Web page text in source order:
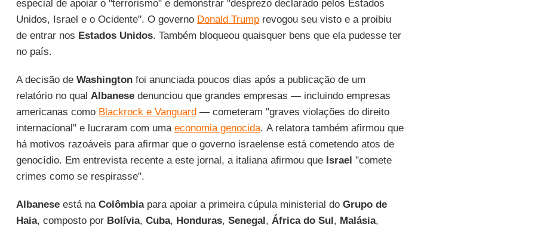
especial de apoiar o "terrorismo" e demonstrar "desprezo declarado pelos Estados
Unidos, Israel e o Ocidente". O governo Donald Trumprevogou seu visto e a proibiu
de entrar nos Estados Unidos. Também bloqueou quaisquer bens que ela pudesse ter
no país.
A decisão de Washingtonfoi anunciada poucos dias após a publicação de um
relatório no qual Albanesedenunciou que grandes empresas — incluindo empresas
americanas como Blackrock e Vanguard— cometeram "graves violações do direito
internacional" e lucraram com uma economia genocida. A relatora também afirmou que
há motivos razoáveis para afirmar que o governo israelense está cometendo atos de
genocídio. Em entrevista recente a este jornal, a italiana afirmou que Israel "comete
crimes como se respirasse".
Albaneseestá na Colômbiapara apoiar a primeira cúpula ministerial do Grupo de
Haia, composto por Bolívia, Cuba, Honduras, Senegal, África do Sul, Malásia,